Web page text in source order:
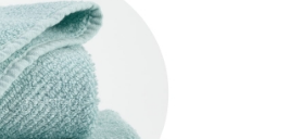
koszyka